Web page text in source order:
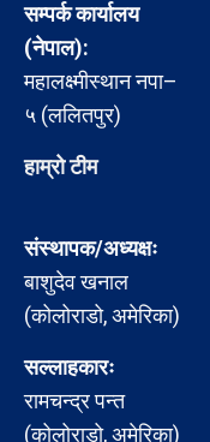
सम्पर्क कार्यालय
(नेपाल):
महालक्ष्मीस्थान नपा–
५ (ललितपुर)
हाम्रो टीम
संस्थापक/अध्यक्षः
बाशुदेव खनाल
(कोलोराडो, अमेरिका)
सल्लाहकारः
रामचन्द्र पन्त
(कोलोराडो, अमेरिका)